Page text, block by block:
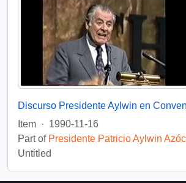
Item · 1990-11-16
Part of Presidente Patricio Aylwin
Untitled